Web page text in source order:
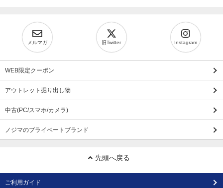
メルマガ 旧Twitter Instagram
WEB限定クーポン
アウトレット掘り出し物
中古(PC/スマホ/カメラ)
ノジマのプライベートブランド
先頭へ戻る
ご利用ガイド